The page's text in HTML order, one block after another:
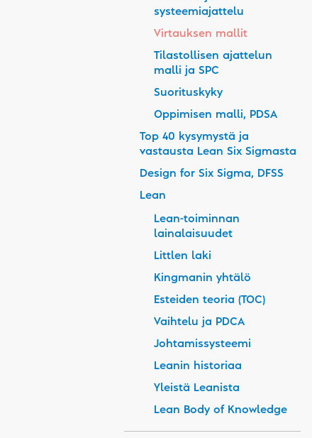
systeemiajattelu
Virtauksen mallit
Tilastollisen ajattelun
malli ja SPC
Suorituskyky
Oppimisen malli, PDSA
Top 40 kysymystä ja
vastausta Lean Six Sigmasta
Design for Six Sigma, DFSS
Lean
Lean-toiminnan
lainalaisuudet
Littlen laki
Kingmanin yhtälö
Esteiden teoria (TOC)
Vaihtelu ja PDCA
Johtamissysteemi
Leanin historiaa
Yleistä Leanista
Lean Body of Knowledge